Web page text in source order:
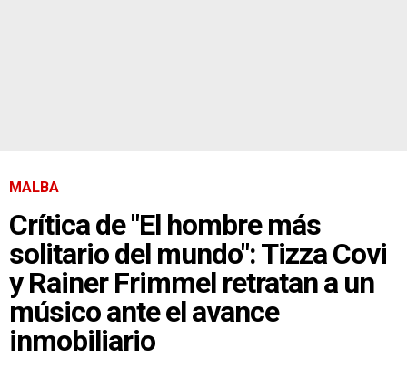
MALBA
Crítica de "El hombre más
solitario del mundo": Tizza Covi
y Rainer Frimmel retratan a un
músico ante el avance
inmobiliario